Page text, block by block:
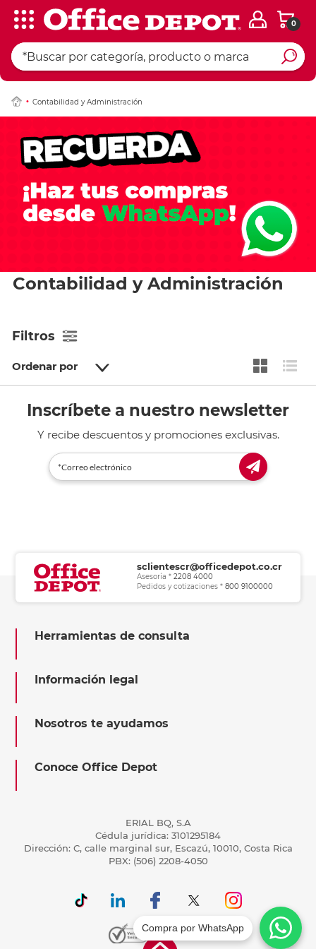
0
Contabilidad y Administración
Contabilidad y Administración
Filtros
Ordenar por
Inscríbete a nuestro newsletter
Y recibe descuentos y promociones exclusivas.
sclientescr@officedepot.co.cr
Asesoría *2208 4000
Pedidos y cotizaciones *800 9100000
Herramientas de consulta
Información legal
Nosotros te ayudamos
Conoce Office Depot
ERIAL BQ, S.A
Cédula jurídica: 3101295184
Dirección: C, calle marginal sur, Escazú, 10010, Costa Rica
PBX: (506) 2208-4050
Compra por WhatsApp